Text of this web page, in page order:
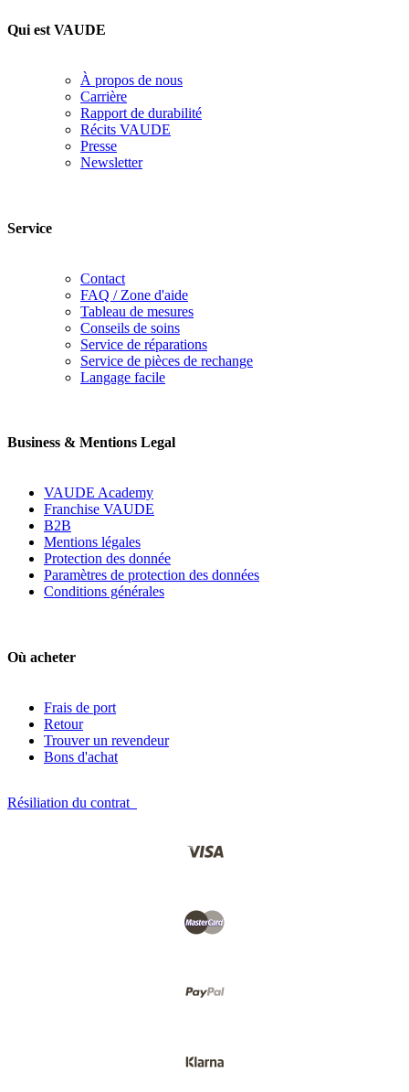
Qui est VAUDE
À propos de nous
Carrière
Rapport de durabilité
Récits VAUDE
Presse
Newsletter
Service
Contact
FAQ / Zone d'aide
Tableau de mesures
Conseils de soins
Service de réparations
Service de pièces de rechange
Langage facile
Business & Mentions Legal
VAUDE Academy
Franchise VAUDE
B2B
Mentions légales
Protection des donnée
Paramètres de protection des données
Conditions générales
Où acheter
Frais de port
Retour
Trouver un revendeur
Bons d'achat
Résiliation du contrat